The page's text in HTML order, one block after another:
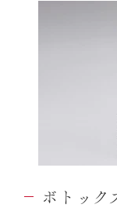
ボトック